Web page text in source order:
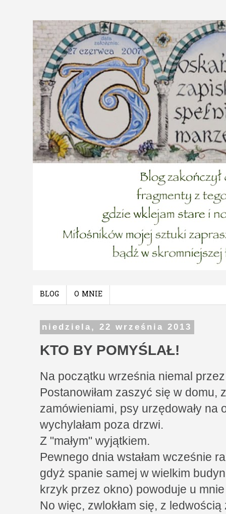
BLOG O MNIE
niedziela, 22 września 2013
KTO BY POMYŚLAŁ!
Na początku września niemal
Postanowiłam zaszyć się w domu,
zamówieniami, psy urzędowały na
wychylałam poza drzwi.
Z "małym" wyjątkiem.
Pewnego dnia wstałam wcześnie
gdyż spanie samej w wielkim
krzyk przez okno) powoduje u
No więc, zwlokłam się, z